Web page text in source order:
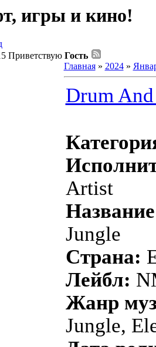
игры и кино!
Приветствую Гость
Главная» 2024 »
Drum
Artist
Jungle
Страна:
Лейбл:
Жанр
Jungle,